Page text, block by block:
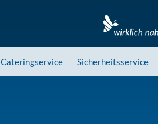
Cateringservice Sicherheitsservice